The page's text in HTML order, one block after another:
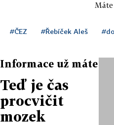
#ČEZ #Řebíček Aleš
Informace už máte
Teď je čas
procvičit
mozek